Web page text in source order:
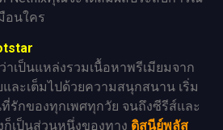
อนใคร
าเป็นแหล่งรวมเนื้อหาพรีเมียมจาก
ละเต็มไปด้วยความสนุกสนาน เริ่ม
รักของทุกเพศทุกวัย จนถึงซีรีส์และ
เป็นส่วนหนึ่งของทาง ดิสนีย์พลัส